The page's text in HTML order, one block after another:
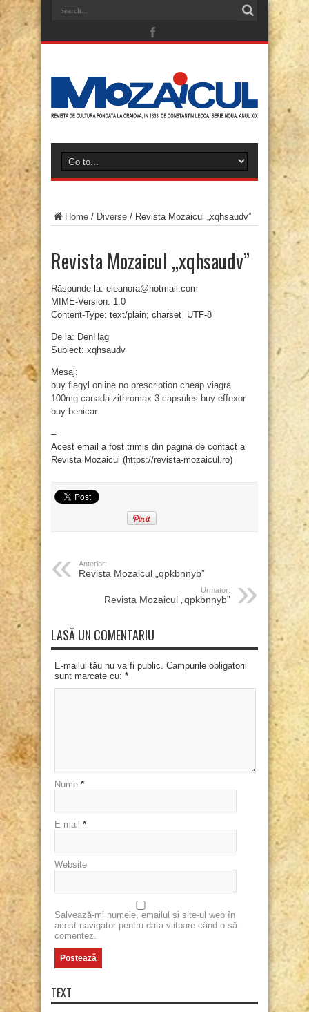
Home / Diverse / Revista Mozaicul „xqhsaudv”
Revista Mozaicul „xqhsaudv”
Răspunde la: eleanora@hotmail.com
MIME-Version: 1.0
Content-Type: text/plain; charset=UTF-8
De la: DenHag
Subiect: xqhsaudv
Mesaj:
buy flagyl online no prescription cheap viagra
100mg canada zithromax 3 capsules buy effexor
buy benicar
–
Acest email a fost trimis din pagina de contact a
Revista Mozaicul (https://revista-mozaicul.ro)
Anterior:
Revista Mozaicul „qpkbnnyb”
Urmator:
Revista Mozaicul „qpkbnnyb”
LASĂ UN COMENTARIU
E-mailul tău nu va fi public. Campurile obligatorii
sunt marcate cu: *
Nume *
E-mail *
Website
Salvează-mi numele, emailul și site-ul web în
acest navigator pentru data viitoare când o să
comentez.
TEXT